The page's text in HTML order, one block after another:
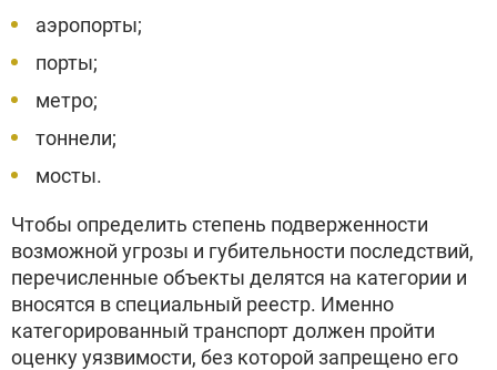
аэропорты;
порты;
метро;
тоннели;
мосты.
Чтобы определить степень подверженности
возможной угрозы и губительности последствий,
перечисленные объекты делятся на категории и
вносятся в специальный реестр. Именно
категорированный транспорт должен пройти
оценку уязвимости, без которой запрещено его